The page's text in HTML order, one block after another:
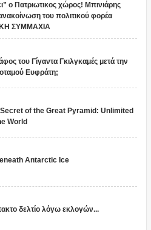
ο Πατριωτικος χώρος! Μπινιάρης
του πολιτικού φορέα
ΣΥΜΜΑΧΙΑ
του Γίγαντα Γκιλγκαμές μετά την
Ευφράτη;
of the Great Pyramid: Unlimited
World
Antarctic Ice
δελτίο λόγω εκλογών...